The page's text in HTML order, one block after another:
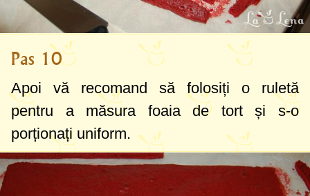
Pas 10
Apoi vă recomand să folosiți o ruletă
pentru a măsura foaia de tort și s-o
porționați uniform.